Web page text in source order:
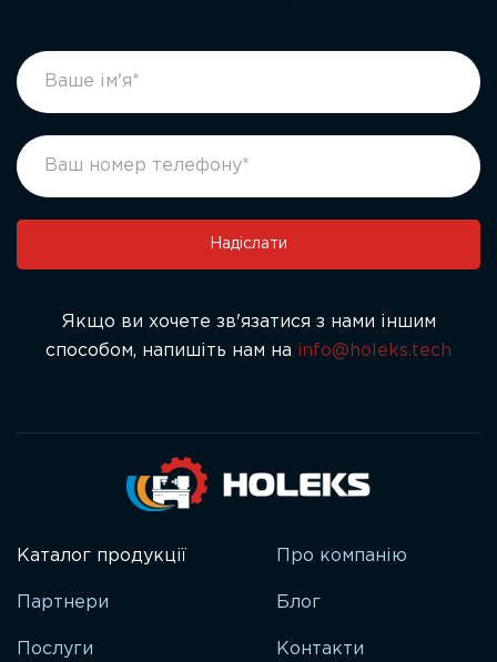
footer
form
If
you
human,
leave
blank.
Надіслати
Якщо ви хочете зв'язатися з нами іншим
способом, напишіть нам на info@holeks.tech
Каталог продукції
Партнери
Послуги
Про компанію
Блог
Контакти